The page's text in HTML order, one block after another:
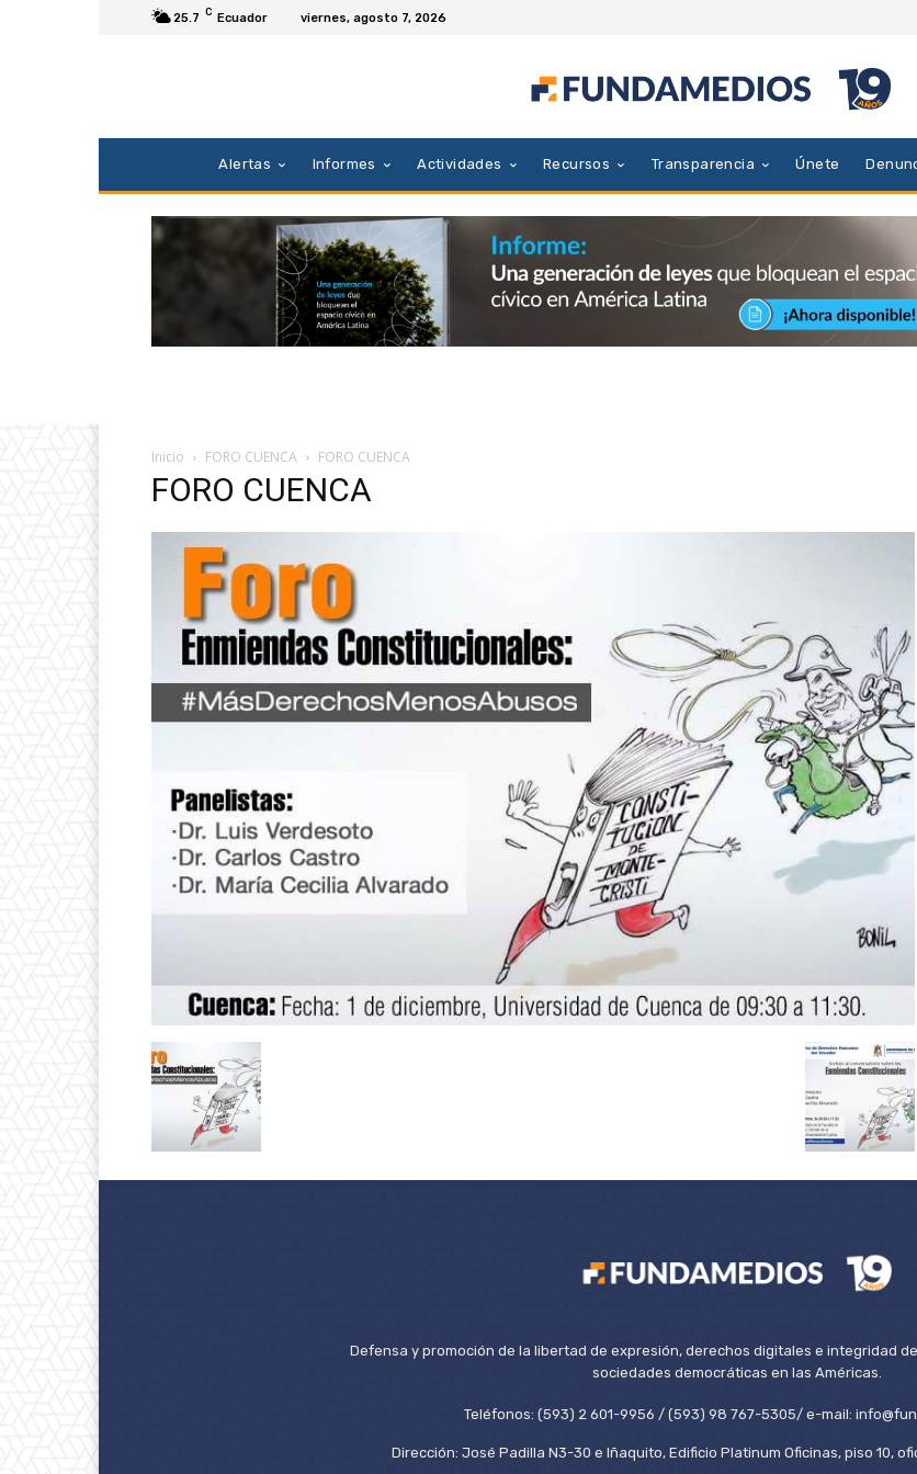
25.7 C Ecuador viernes, agosto 7, 2026
Alertas Informes Actividades Recursos Transparencia Únete
Inicio FORO CUENCA FORO CUENCA
FORO CUENCA
Defensa y promoción de la libertad de expresión, derechos digitales e integridad
sociedades democráticas en las Américas.
Teléfonos: (593) 2 601-9956 / (593) 98 767-5305/ e-mail:
Dirección: José Padilla N3-30 e Iñaquito, Edificio Platinum Oficinas, piso 10,